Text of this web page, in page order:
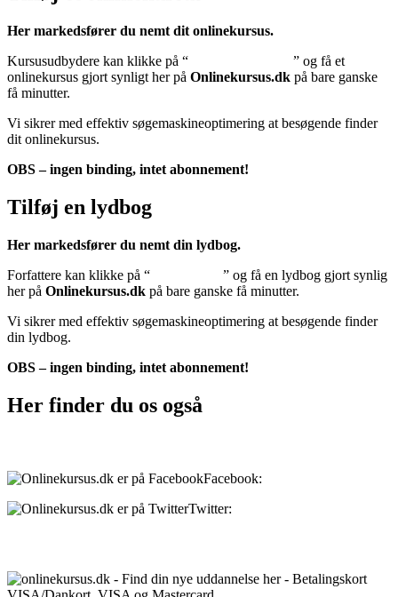
Her markedsfører du nemt dit onlinekursus.
Kursusudbydere kan klikke på “
” og få et
onlinekursus gjort synligt her på Onlinekursus.dk på bare ganske
få minutter.
Vi sikrer med effektiv søgemaskineoptimering at besøgende finder
dit onlinekursus.
OBS – ingen binding, intet abonnement!
Tilføj en lydbog
Her markedsfører du nemt din lydbog.
Forfattere kan klikke på “
” og få en lydbog gjort synlig
her på Onlinekursus.dk på bare ganske få minutter.
Vi sikrer med effektiv søgemaskineoptimering at besøgende finder
din lydbog.
OBS – ingen binding, intet abonnement!
Her finder du os også
Facebook:
Twitter: